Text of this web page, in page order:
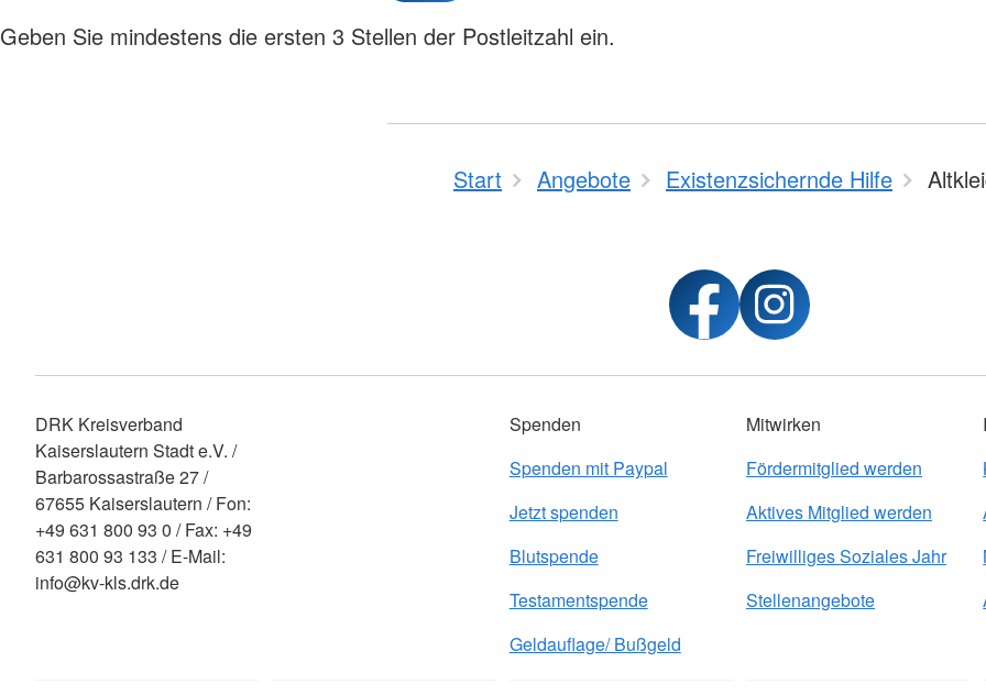
Geben Sie mindestens die ersten 3 Stellen der Postleitzahl ein.
Start Angebote Existenzsichernde Hilfe
DRK Kreisverband
Kaiserslautern Stadt e.V. /
Barbarossastraße 27 /
67655 Kaiserslautern / Fon:
+49 631 800 93 0 / Fax: +49
631 800 93 133 / E-Mail:
info@kv-kls.drk.de
Spenden
Spenden mit Paypal
Jetzt spenden
Blutspende
Testamentspende
Geldauflage/ Bußgeld
Mitwirken
Fördermitglied werden
Aktives Mitglied werden
Freiwilliges Soziales Jahr
Stellenangebote